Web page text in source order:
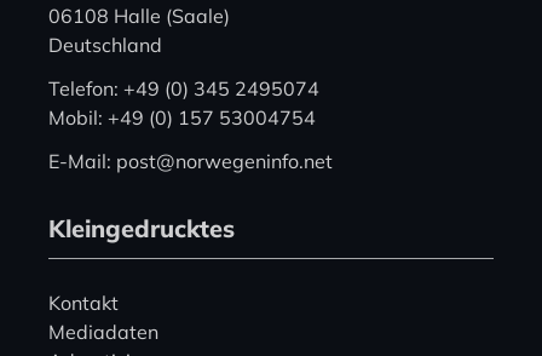
06108 Halle (Saale)
Deutschland
Telefon: +49 (0) 345 2495074
Mobil: +49 (0) 157 53004754
E-Mail: post@norwegeninfo.net
Kleingedrucktes
Kontakt
Mediadaten